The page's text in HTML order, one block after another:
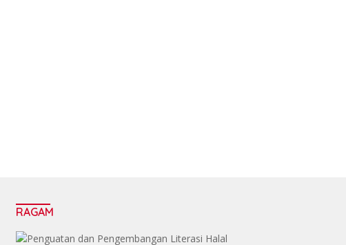
RAGAM